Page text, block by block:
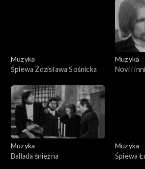
Muzyka
Śpiewa Zdzisława Sośnicka
Muzyka
Novi i inni
Muzyka
Ballada śnieżna
Muzyka
Śpiewa